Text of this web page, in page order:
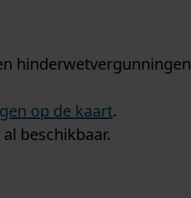
hinderwetvergunningen
op de kaart.
beschikbaar.